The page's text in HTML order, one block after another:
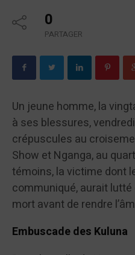
0
PARTAGER
Un jeune homme, la
à ses blessures,
crépuscules au
Show et Nganga, au
témoins, la victime dont
communiqué, aurait
mort avant de rendre
Embuscade des Kuluna